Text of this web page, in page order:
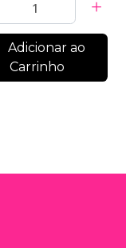
Adicionar ao
Carrinho